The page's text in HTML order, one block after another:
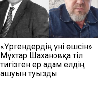
«Үргендердің үні өшсін»:
Мұхтар Шахановқа тіл
тигізген ер адам елдің
ашуын туғызды